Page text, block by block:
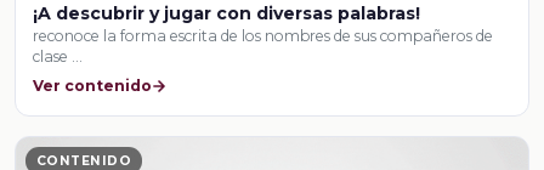
¡A descubrir y jugar con diversas palabras!
reconoce la forma escrita de los nombres de sus compañeros de
clase …
Ver contenido
CONTENIDO